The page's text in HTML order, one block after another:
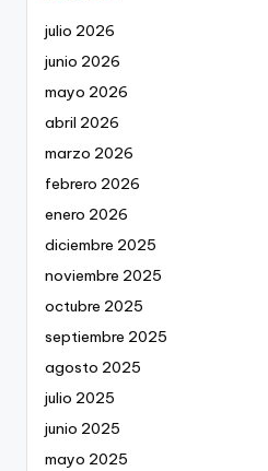
julio 2026
junio 2026
mayo 2026
abril 2026
marzo 2026
febrero 2026
enero 2026
diciembre 2025
noviembre 2025
octubre 2025
septiembre 2025
agosto 2025
julio 2025
junio 2025
mayo 2025